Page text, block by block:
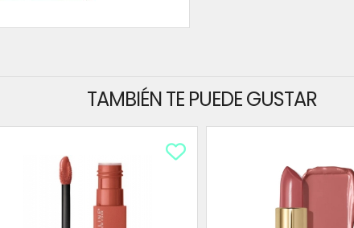
TAMBIÉN TE PUEDE GUSTAR